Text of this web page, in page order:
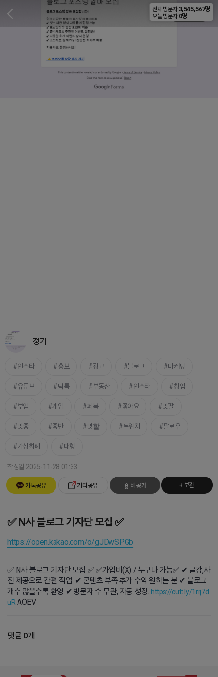
비공개
정기
인스타 홍보 광고 블로그 마케팅
유튜브 틱톡 부동산 인스타 창업
부업 게임 페북 좋아요 맞팔
맞좋 좋반 맞핱 트위치 팔로우
가상화폐 대행
작성일 2025-11-28 01:33
카톡공유 기타공유 비공개 + 보관
✅ N사 블로그 기자단 모집 ✅
https://open.kakao.com/o/gJDwSPGb
✅ N사 블로그 기자단 모집 ✅ ✅가입비(X) / 누구나 가능✅ ✔ 글감,사
진 제공으로 간편 작업. ✔ 콘텐츠 부족·추가 수익 원하는 분 ✔ 블로그
개수 많을수록 환영 ✔ 방문자 수 무관, 자동 성장.https://cutt.ly/1rrj7d
uR AOEV
댓글 0개
전체 방문자 3,545,567명
오늘 방문자 0명